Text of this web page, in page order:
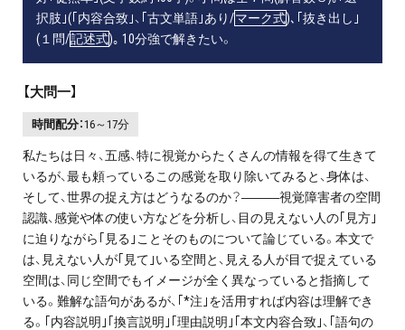
択肢｣(｢内容合致｣、｢古文単語｣あり/マーク式)､｢抜き出し｣
(１問/記述式)｡ 10分強で解きたい。
【大問一】
時間配分：16～17分
私たちは日々、五感、特に視覚からたくさんの情報を得て生きて
いるが、最も頼っているこの感覚を取り除いてみると、身体は、
そして、世界の捉え方はどうなるのか？―――視覚障害者の空間
認識、感覚や体の使い方などを分析し、目の見えない人の｢見方｣
に迫りながら｢見る｣ことそのものについて論じている。本文で
は、見えない人が｢見て｣いる空間と、見える人が目で捉えている
空間は、同じ空間でもイメージが全く異なっていると指摘して
いる。難解な語句があるが、｢*注｣を活用すれば内容は理解でき
る。｢内容説明｣｢換言説明｣｢理由説明｣｢本文内容合致｣、｢語句の